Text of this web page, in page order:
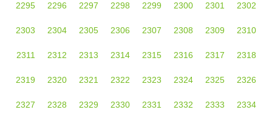
2295 2296 2297 2298 2299 2300 2301 2302
2303 2304 2305 2306 2307 2308 2309 2310
2311 2312 2313 2314 2315 2316 2317 2318
2319 2320 2321 2322 2323 2324 2325 2326
2327 2328 2329 2330 2331 2332 2333 2334